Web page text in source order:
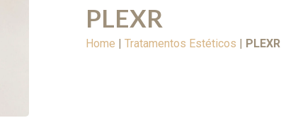
PLEXR
Home Tratamentos Estéticos PLEXR